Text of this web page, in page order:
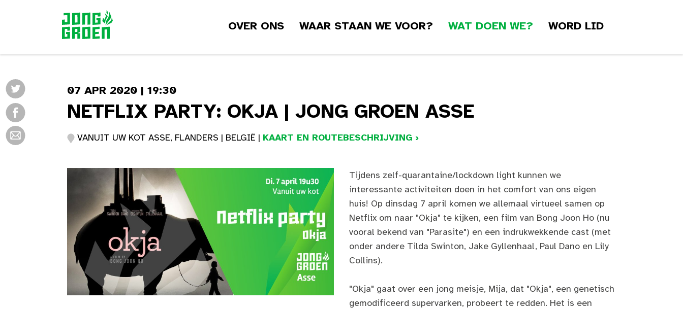
OVER ONS WAAR STAAN WE VOOR? WAT DOEN WE? WORD LID
07 APR 2020 | 19:30
NETFLIX PARTY: OKJA | JONG GROEN ASSE
VANUIT UW KOT ASSE, FLANDERS | BELGIË | KAART EN ROUTEBESCHRIJVING ›
Tijdens zelf-quarantaine/lockdown light kunnen we
interessante activiteiten doen in het comfort van ons eigen
huis! Op dinsdag 7 april komen we allemaal virtueel samen op
Netflix om naar "Okja" te kijken, een film van Bong Joon Ho (nu
vooral bekend van "Parasite") en een indrukwekkende cast (met
onder andere Tilda Swinton, Jake Gyllenhaal, Paul Dano en Lily
Collins).
"Okja" gaat over een jong meisje, Mija, dat "Okja", een genetisch
gemodificeerd supervarken, probeert te redden. Het is een